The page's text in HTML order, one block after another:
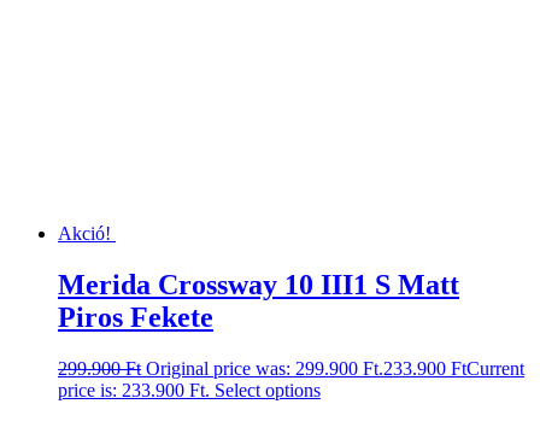
Akció!
Merida Crossway 10 III1 S Matt
Piros Fekete
299.900Ft Original price was: 299.900 Ft.233.900 FtCurrent
price is: 233.900 Ft. Select options